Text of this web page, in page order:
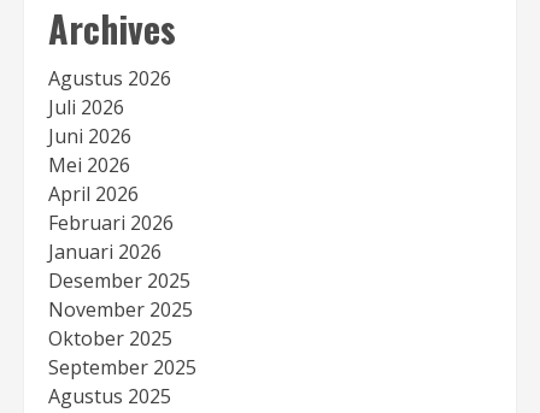
Archives
Agustus 2026
Juli 2026
Juni 2026
Mei 2026
April 2026
Februari 2026
Januari 2026
Desember 2025
November 2025
Oktober 2025
September 2025
Agustus 2025